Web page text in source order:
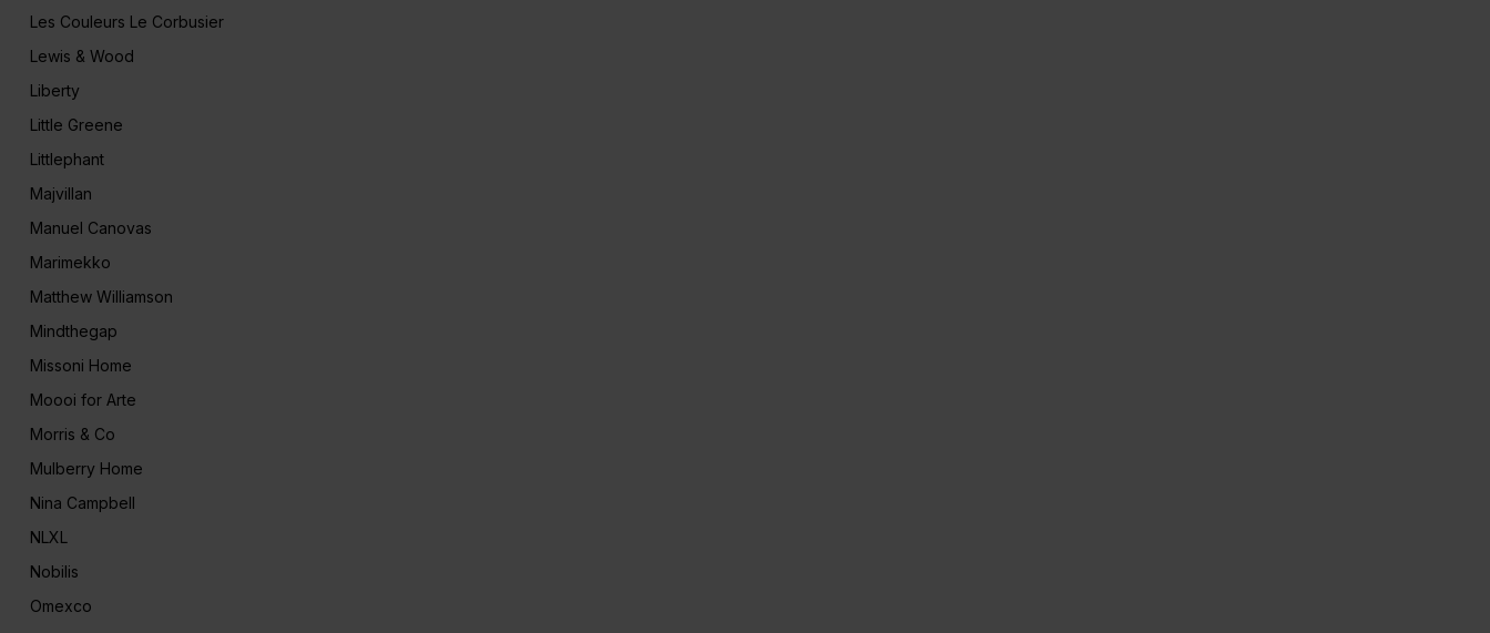
Les Couleurs Le Corbusier
Lewis & Wood
Liberty
Little Greene
Littlephant
Majvillan
Manuel Canovas
Marimekko
Matthew Williamson
Mindthegap
Missoni Home
Moooi for Arte
Morris & Co
Mulberry Home
Nina Campbell
NLXL
Nobilis
Omexco